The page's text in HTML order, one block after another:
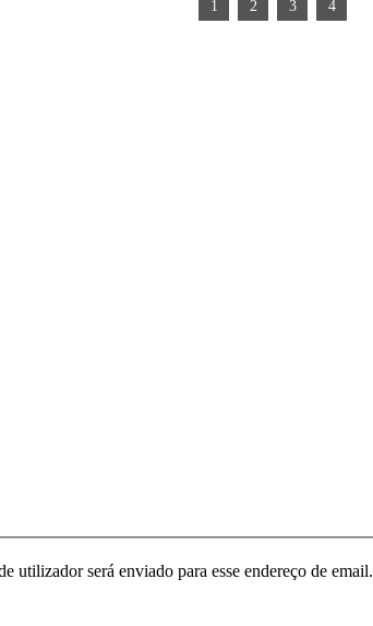
utilizador será enviado para esse endereço de email.